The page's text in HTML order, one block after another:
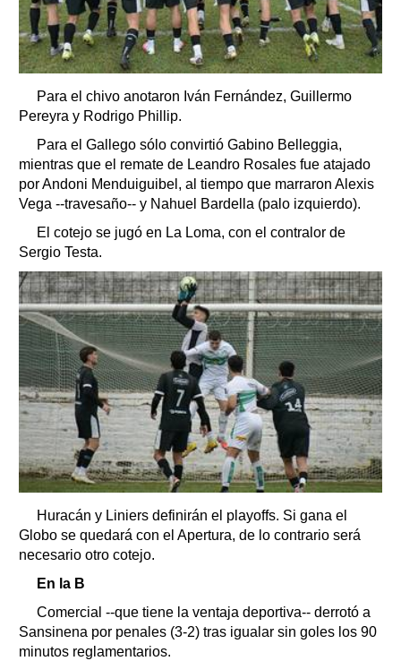
Para el chivo anotaron Iván Fernández, Guillermo
Pereyra y Rodrigo Phillip.
Para el Gallego sólo convirtió Gabino Belleggia,
mientras que el remate de Leandro Rosales fue atajado
por Andoni Menduiguibel, al tiempo que marraron Alexis
Vega --travesaño-- y Nahuel Bardella (palo izquierdo).
El cotejo se jugó en La Loma, con el contralor de
Sergio Testa.
Huracán y Liniers definirán el playoffs. Si gana el
Globo se quedará con el Apertura, de lo contrario será
necesario otro cotejo.
En la B
Comercial --que tiene la ventaja deportiva-- derrotó a
Sansinena por penales (3-2) tras igualar sin goles los 90
minutos reglamentarios.